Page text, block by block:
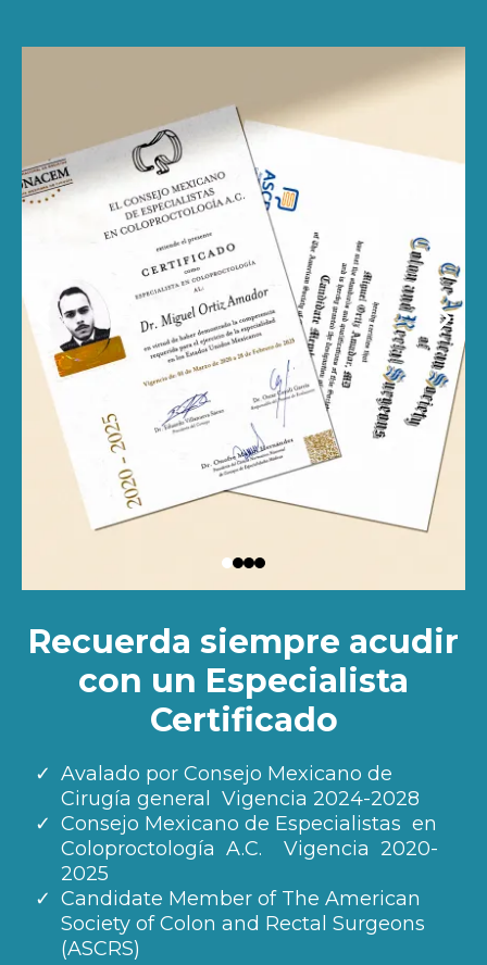
Recuerda siempre acudir
con un Especialista
Certificado
Avalado por Consejo Mexicano de
Cirugía general Vigencia 2024-2028
Consejo Mexicano de Especialistas en
Coloproctología A.C. Vigencia 2020-
2025
Candidate Member of The American
Society of Colon and Rectal Surgeons
(ASCRS)